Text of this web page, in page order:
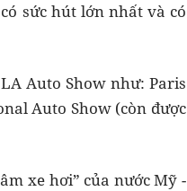
sức hút lớn nhất và có
Auto Show như: Paris
Auto Show (còn được
xe hơi” của nước Mỹ -